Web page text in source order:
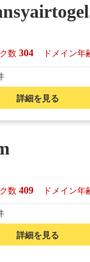
詳細を見る
数 304 ドメイン年
詳細を見る
数 409 ドメイン年